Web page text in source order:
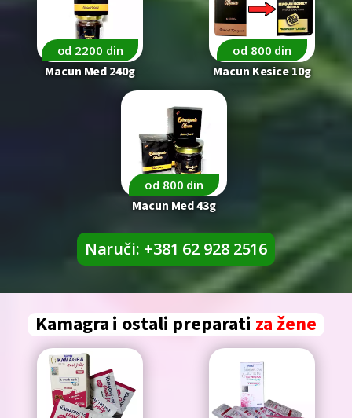
od 2200 din
Macun Med 240g
od 800 din
Macun Kesice 10g
od 800 din
Macun Med 43g
Naruči: +381 62 928 2516
Kamagra i ostali preparati za žene